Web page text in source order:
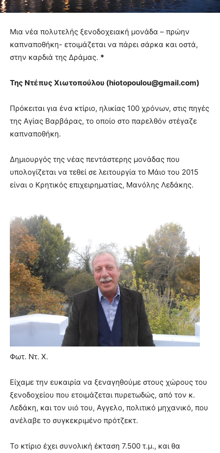
Μια νέα πολυτελής ξενοδοχειακή μονάδα – πρώην
καπναποθήκη- ετοιμάζεται να πάρει σάρκα και οστά,
στην καρδιά της Δράμας. *
Της Ντέπυς Χιωτοπούλου (hiotopoulou@gmail.com)
Πρόκειται για ένα κτίριο, ηλικίας 100 χρόνων, στις πηγές
της Αγίας Βαρβάρας, το οποίο στο παρελθόν στέγαζε
καπναποθήκη.
Δημιουργός της νέας πεντάστερης μονάδας που
υπολογίζεται να τεθεί σε λειτουργία το Μάιο του 2015
είναι ο Κρητικός επιχειρηματίας, Μανόλης Λεδάκης.
Φωτ. Ντ. Χ.
Είχαμε την ευκαιρία να ξεναγηθούμε στους χώρους του
ξενοδοχείου που ετοιμάζεται πυρετωδώς, από τον κ.
Λεδάκη, και τον υιό του, Αγγελο, πολιτικό μηχανικό, που
ανέλαβε το συγκεκριμένο πρότζεκτ.
Το κτίριο έχει συνολική έκταση 7.500 τ.μ., και θα